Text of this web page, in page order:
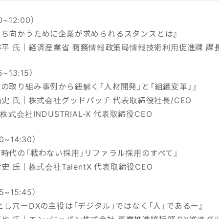
）
向かうために企業が求められるスタンスとは』
平 氏｜経済産業省 商務情報政策局情報技術利用促進課 課
）
取り組み事例から紐解く「人材開発」と「組織変革」』
史 氏｜株式会社グッドパッチ 代表取締役社長/CEO
式会社INDUSTRIAL-X 代表取締役CEO
）
代の「戦わない採用」リファラル採用のすべて』
史 氏｜株式会社TalentX 代表取締役CEO
）
穴ーDXの主役は「デジタル」ではなく「人」であるー』